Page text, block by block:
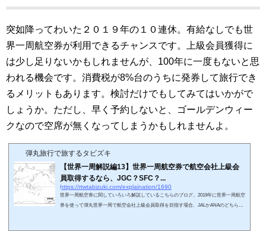
突如降ってわいた２０１９年の１０連休。有給なしでも世
界一周航空券が利用できるチャンスです。上級会員獲得に
は少し足りないかもしれませんが、100年に一度もないと思
われる機会です。消費税が8%台のうちに発券して旅行でき
るメリットもあります。検討だけでもしてみてはいかがで
しょうか。ただし、早く予約しないと、ゴールデンウィー
クなので空席が無くなってしまうかもしれませんよ。
弾丸旅行で旅するタビズキ
【世界一周解説編13】世界一周航空券で航空会社上級会
員取得するなら、JGC？SFC？...
https://rtwtabizuki.com/explaination/1690
世界一周航空券に関していろいろ解説しているこちらのブログ。2019年に世界一周航空
券を使って弾丸世界一周で航空会社上級会員取得を目指す場合、JALかANAのどちらが